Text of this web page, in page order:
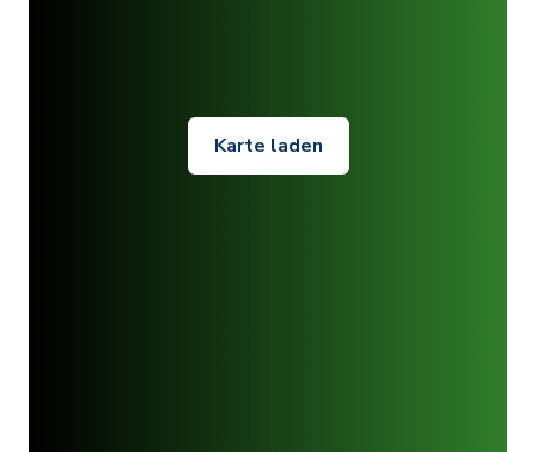
Karte laden